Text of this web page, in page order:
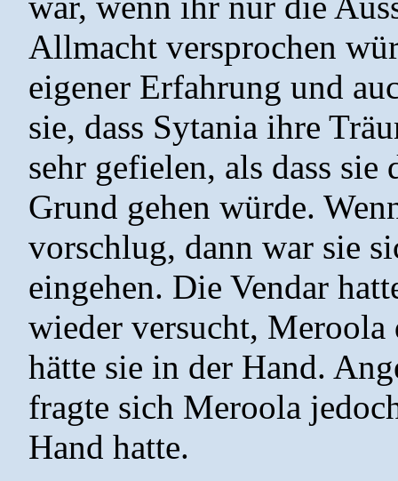
Allmacht versprochen
eigener Erfahrung und
sie, dass Sytania ihre
sehr gefielen, als dass
Grund gehen würde.
vorschlug, dann war sie
eingehen. Die Vendar
wieder versucht,
hätte sie in der Hand.
fragte sich Meroola
Hand hatte.